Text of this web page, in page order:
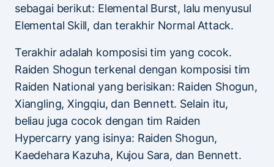
sebagai berikut: Elemental Burst, lalu menyusul
Elemental Skill, dan terakhir Normal Attack.
Terakhir adalah komposisi tim yang cocok.
Raiden Shogun terkenal dengan komposisi tim
Raiden National yang berisikan: Raiden Shogun,
Xiangling, Xingqiu, dan Bennett. Selain itu,
beliau juga cocok dengan tim Raiden
Hypercarry yang isinya: Raiden Shogun,
Kaedehara Kazuha, Kujou Sara, dan Bennett.